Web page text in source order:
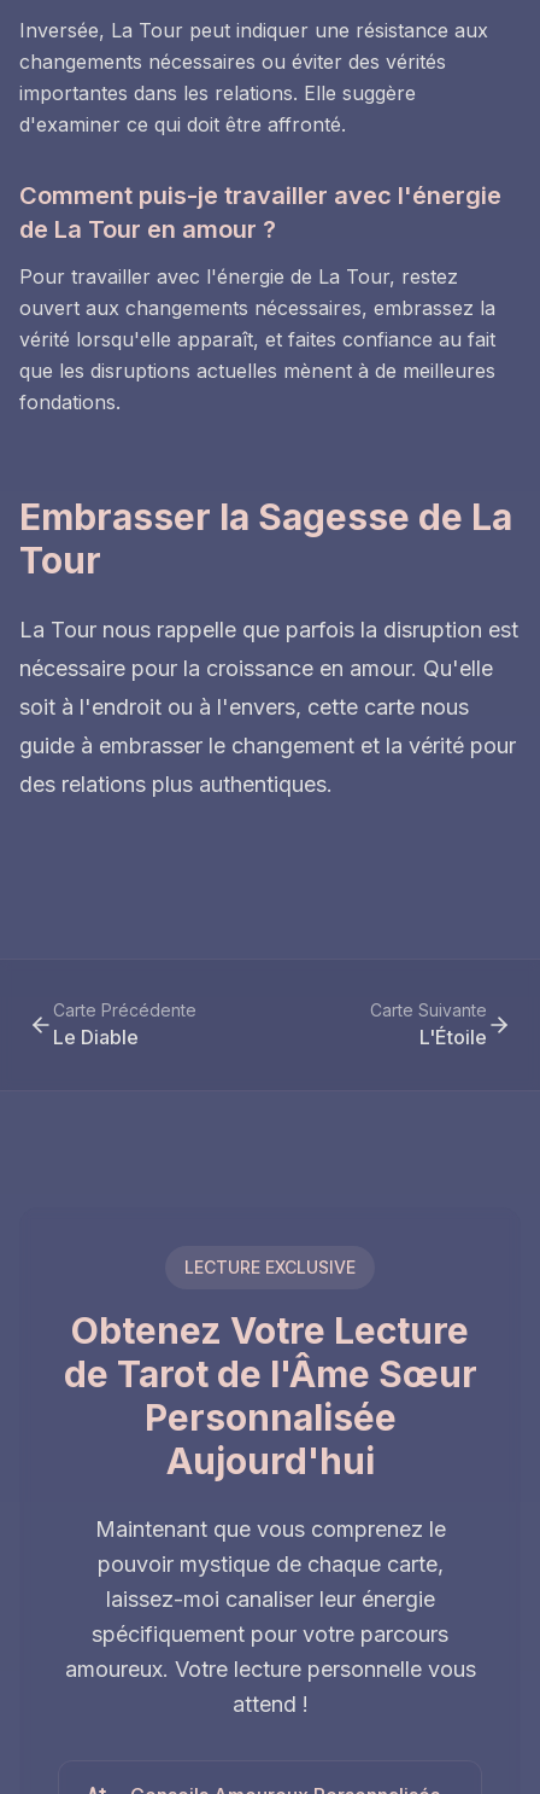
Inversée, La Tour peut indiquer une résistance aux
changements nécessaires ou éviter des vérités
importantes dans les relations. Elle suggère
d'examiner ce qui doit être affronté.
Comment puis-je travailler avec l'énergie
de La Tour en amour ?
Pour travailler avec l'énergie de La Tour, restez
ouvert aux changements nécessaires, embrassez la
vérité lorsqu'elle apparaît, et faites confiance au fait
que les disruptions actuelles mènent à de meilleures
fondations.
Embrasser la Sagesse de La
Tour
La Tour nous rappelle que parfois la disruption est
nécessaire pour la croissance en amour. Qu'elle
soit à l'endroit ou à l'envers, cette carte nous
guide à embrasser le changement et la vérité pour
des relations plus authentiques.
Carte Précédente
Le Diable
Carte Suivante
L'Étoile
LECTURE EXCLUSIVE
Obtenez Votre Lecture
de Tarot de l'Âme Sœur
Personnalisée
Aujourd'hui
Maintenant que vous comprenez le
pouvoir mystique de chaque carte,
laissez-moi canaliser leur énergie
spécifiquement pour votre parcours
amoureux. Votre lecture personnelle vous
attend !